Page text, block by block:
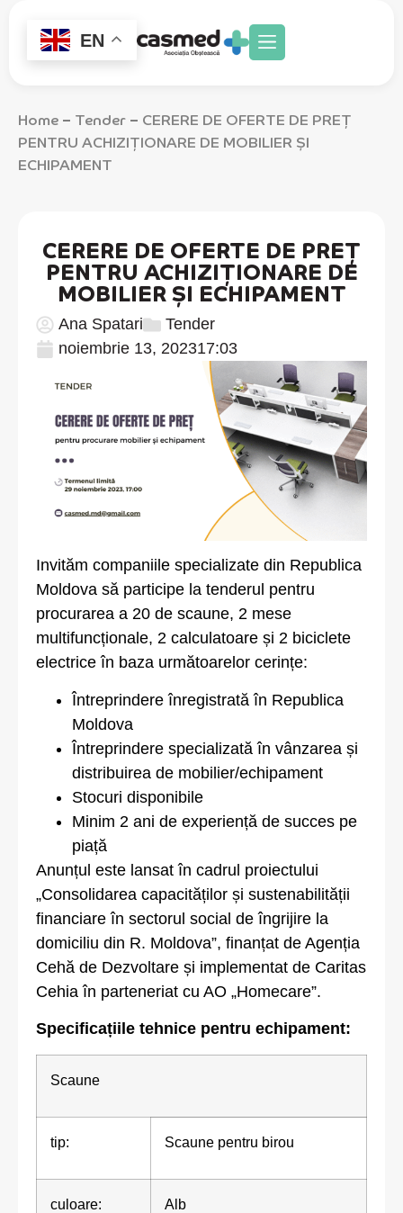
EN
Home – Tender – CERERE DE OFERTE DE PREȚ
PENTRU ACHIZIȚIONARE DE MOBILIER ȘI
ECHIPAMENT
CERERE DE OFERTE DE PREȚ
PENTRU ACHIZIȚIONARE DE
MOBILIER ȘI ECHIPAMENT
Ana Spatari
Tender
noiembrie 13, 202317:03
Invităm companiile specializate din Republica
Moldova să participe la tenderul pentru
procurarea a 20 de scaune, 2 mese
multifuncționale, 2 calculatoare și 2 biciclete
electrice în baza următoarelor cerințe:
Întreprindere înregistrată în Republica
Moldova
Întreprindere specializată în vânzarea și
distribuirea de mobilier/echipament
Stocuri disponibile
Minim 2 ani de experiență de succes pe
piață
Anunțul este lansat în cadrul proiectului
„Consolidarea capacităților și sustenabilității
financiare în sectorul social de îngrijire la
domiciliu din R. Moldova”, finanțat de Agenția
Cehă de Dezvoltare și implementat de Caritas
Cehia în parteneriat cu AO „Homecare”.
Specificațiile tehnice pentru echipament:
Scaune
tip: Scaune pentru birou
culoare: Alb